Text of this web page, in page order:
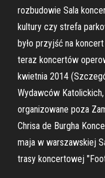
rozbudowie Sala
kultury czy strefa
było przyjść na
teraz koncertów
kwietnia 2014
Wydawców
organizowane poza
Chrisa de Burgha
maja w warszawskiej
trasy koncertowej